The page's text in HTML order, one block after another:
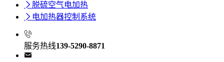
 脱硫空气电加热
 电加热器控制系统

服务热线139-5290-8871
